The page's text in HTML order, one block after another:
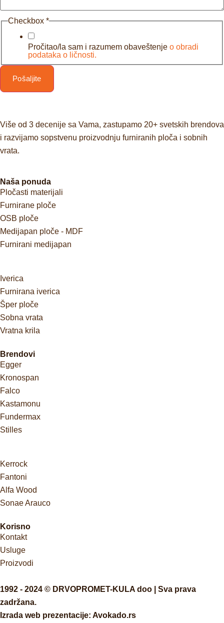
Checkbox *
Pročitao/la sam i razumem obaveštenje o obradi
podataka o ličnosti.
Pošaljite
Više od 3 decenije sa Vama, zastupamo 20+ svetskih brendova
i razvijamo sopstvenu proizvodnju furniranih ploča i sobnih
vrata.
Naša ponuda
Pločasti materijali
Furnirane ploče
OSB ploče
Medijapan ploče - MDF
Furnirani medijapan
Iverica
Furnirana iverica
Šper ploče
Sobna vrata
Vratna krila
Brendovi
Egger
Kronospan
Falco
Kastamonu
Fundermax
Stilles
Kerrock
Fantoni
Alfa Wood
Sonae Arauco
Korisno
Kontakt
Usluge
Proizvodi
1992 - 2024 © DRVOPROMET-KULA doo | Sva prava
zadržana.
Izrada web prezentacije: Avokado.rs